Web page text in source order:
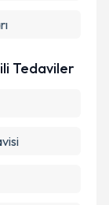
Tedaviler